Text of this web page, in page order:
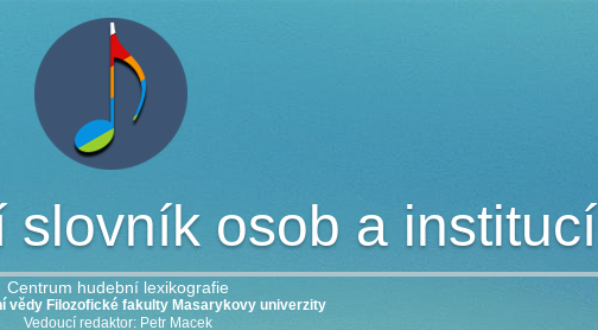
slovník osob a institucí
Centrum hudební lexikografie
vědy Filozofické fakulty Masarykovy univerzity
Vedoucí redaktor: Petr Macek